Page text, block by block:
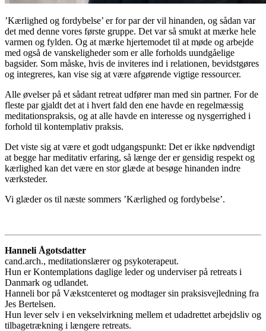
’Kærlighed og fordybelse’ er for par der vil hinanden, og sådan var
det med denne vores første gruppe. Det var så smukt at mærke hele
varmen og fylden. Og at mærke hjertemodet til at møde og arbejde
med også de vanskeligheder som er alle forholds uundgåelige
bagsider. Som måske, hvis de inviteres ind i relationen, bevidstgøres
og integreres, kan vise sig at være afgørende vigtige ressourcer.
Alle øvelser på et sådant retreat udfører man med sin partner. For de
fleste par gjaldt det at i hvert fald den ene havde en regelmæssig
meditationspraksis, og at alle havde en interesse og nysgerrighed i
forhold til kontemplativ praksis.
Det viste sig at være et godt udgangspunkt: Det er ikke nødvendigt
at begge har meditativ erfaring, så længe der er gensidig respekt og
kærlighed kan det være en stor glæde at besøge hinanden indre
værksteder.
Vi glæder os til næste sommers ’Kærlighed og fordybelse’.
Hanneli Ågotsdatter
cand.arch., meditationslærer og psykoterapeut.
Hun er Kontemplations daglige leder og underviser på retreats i
Danmark og udlandet.
Hanneli bor på Vækstcenteret og modtager sin praksisvejledning fra
Jes Bertelsen.
Hun lever selv i en vekselvirkning mellem et udadrettet arbejdsliv og
tilbagetrækning i længere retreats.